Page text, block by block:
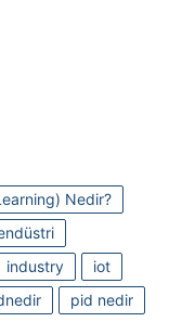
Nedir?
industry
iot
pid nedir